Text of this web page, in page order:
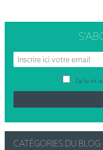
J’ai lu et
CATÉGORIES DU BLOG